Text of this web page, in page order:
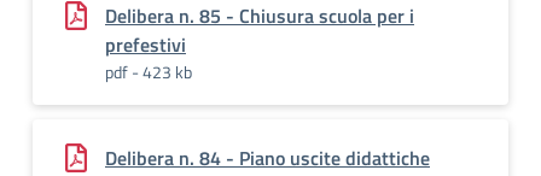
Delibera n. 85 - Chiusura scuola per i
prefestivi
pdf - 423 kb
Delibera n. 84 - Piano uscite didattiche